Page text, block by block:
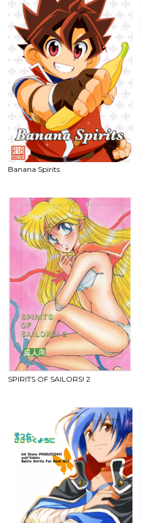
Banana Spirits
SPIRITS OF SAILORS! 2